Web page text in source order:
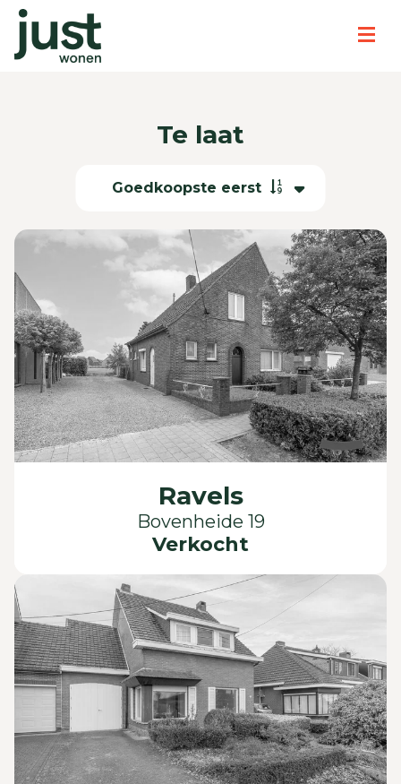
Goedkoopste eerst
Te laat
Verkocht
Ravels
Bovenheide 19